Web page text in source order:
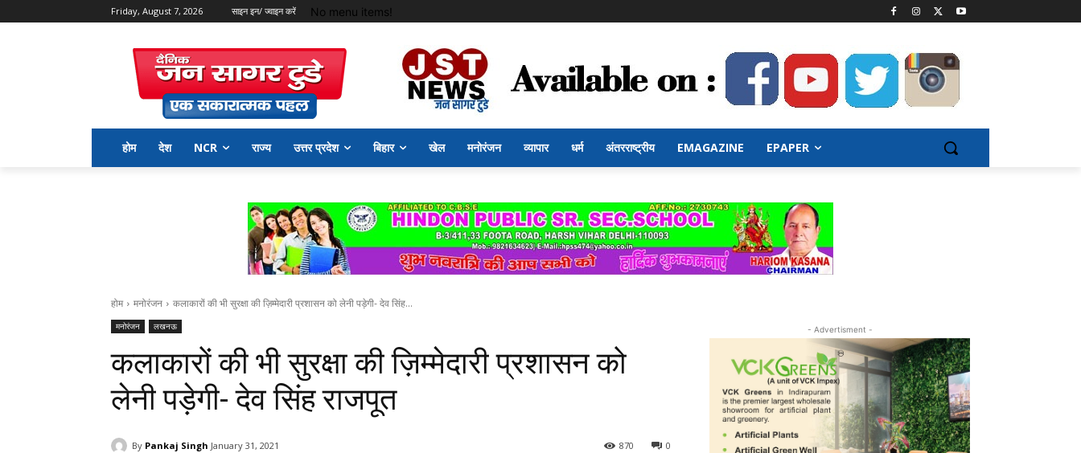
Friday, August 7, 2026 साइन इन/ ज्वाइन करें No menu items!
होम देश NCR राज्य उत्तर प्रदेश बिहार खेल मनोरंजन व्यापार धर्म अंतरराष्ट्रीय EMAGAZINE EPAPER
होम मनोरंजन कलाकारों की भी सुरक्षा की ज़िम्मेदारी प्रशासन को लेनी पड़ेगी- देव सिंह...
मनोरंजन लखनऊ
कलाकारों की भी सुरक्षा की ज़िम्मेदारी प्रशासन को
लेनी पड़ेगी- देव सिंह राजपूत
By Pankaj Singh January 31, 2021 0
870
- Advertisment -